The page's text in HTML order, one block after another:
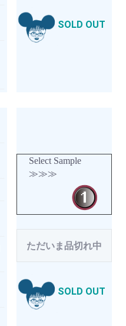
SOLD OUT
Select Sample
≫≫≫
ただいま品切れ中
SOLD OUT